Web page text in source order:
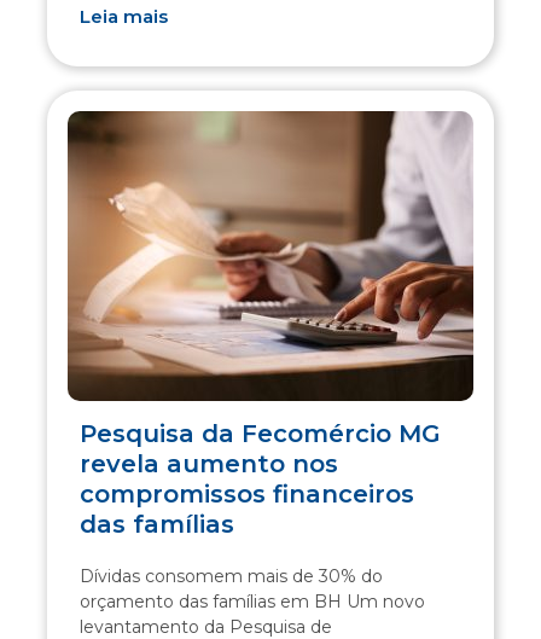
Leia mais
Pesquisa da Fecomércio MG
revela aumento nos
compromissos financeiros
das famílias
Dívidas consomem mais de 30% do
orçamento das famílias em BH Um novo
levantamento da Pesquisa de